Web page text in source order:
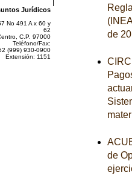
Jurídicos
No 491 A x 60 y
62
C.P. 97000
Teléfono/Fax:
(999) 930-0900
Extensión: 1151
de
de